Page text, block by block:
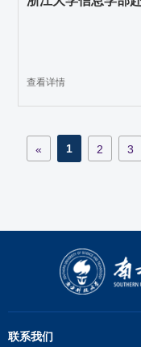
查看详情
« 1 2 3
联系我们